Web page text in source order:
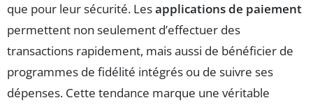
que pour leur sécurité. Lesapplications de paiement
permettent non seulement d’effectuer des
transactions rapidement, mais aussi de bénéficier de
programmes de fidélité intégrés ou de suivre ses
dépenses. Cette tendance marque une véritable